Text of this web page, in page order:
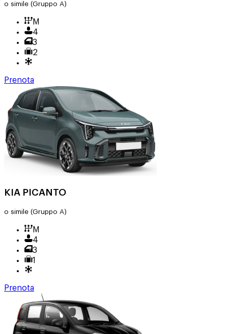
o simile (Gruppo A)
M
4
3
2
Prenota
KIA PICANTO
o simile (Gruppo A)
M
4
3
1
Prenota